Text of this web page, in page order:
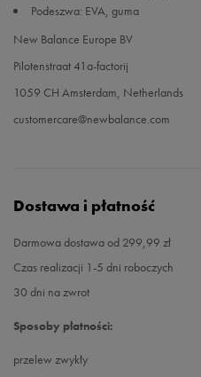
45 29 cm
46,5 30 cm
Podeszwa: EVA, guma
New Balance Europe BV
Pilotenstraat 41a-factorij
1059 CH Amsterdam, Netherlands
customercare@newbalance.com
Dostawa i płatność
Darmowa dostawa od 299,99 zł
Czas realizacji 1-5 dni roboczych
30 dni na zwrot
Sposoby płatności:
przelew zwykły